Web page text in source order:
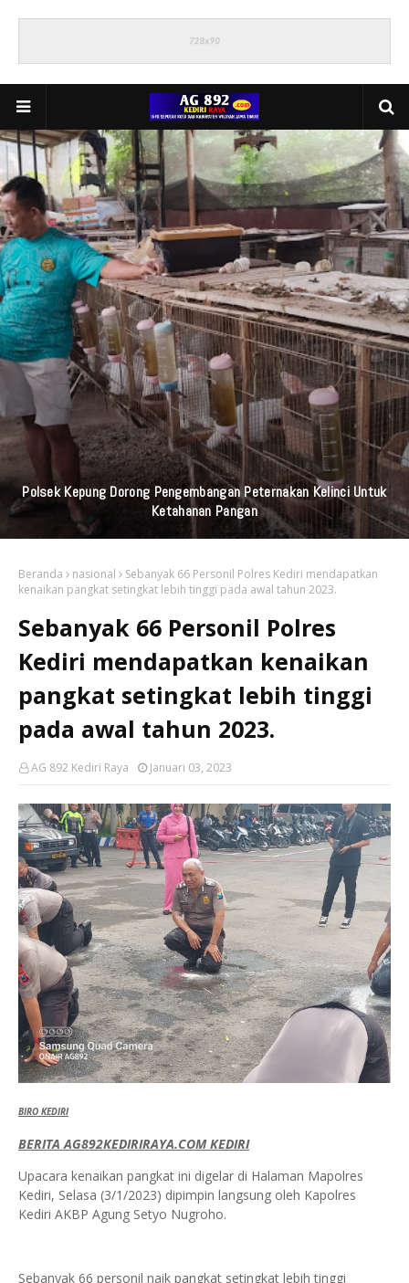
Praktisi Hukum Soroti Investasi Bodong Yang Libatkan
Bayangkari
Beranda nasional
Sebanyak 66 Personil Polres Kediri mendapatkan
kenaikan pangkat setingkat lebih tinggi pada awal tahun 2023.
Sebanyak 66 Personil Polres
Kediri mendapatkan kenaikan
pangkat setingkat lebih tinggi
pada awal tahun 2023.
AG 892 Kediri Raya Januari 03, 2023
BIRO KEDIRI
BERITA AG892KEDIRIRAYA.COM KEDIRI
Upacara kenaikan pangkat ini digelar di Halaman Mapolres
Kediri, Selasa (3/1/2023) dipimpin langsung oleh Kapolres
Kediri AKBP Agung Setyo Nugroho.
Sebanyak 66 personil naik pangkat setingkat lebih tinggi